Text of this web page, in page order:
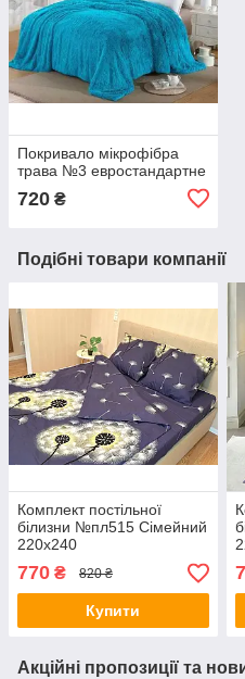
Покривало мікрофібра
трава №3 евростандартне
720 ₴
Подібні товари компанії
Комплект постільної
білизни №пл515 Сімейний
220х240
770 ₴ 820 ₴
Купити
Акційні пропозиції та